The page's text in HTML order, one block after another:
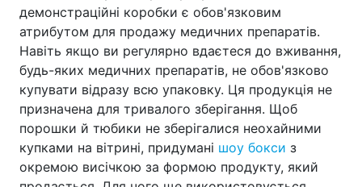
демонстраційні коробки є обов'язковим
атрибутом для продажу медичних препаратів.
Навіть якщо ви регулярно вдаєтеся до вживання,
будь-яких медичних препаратів, не обов'язково
купувати відразу всю упаковку. Ця продукція не
призначена для тривалого зберігання. Щоб
порошки й тюбики не зберігалися неохайними
купками на вітрині, придумані шоу бокси з
окремою висічкою за формою продукту, який